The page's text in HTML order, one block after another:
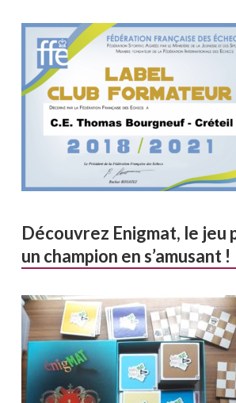
Découvrez Enigmat, le jeu
un champion en s’amusant !